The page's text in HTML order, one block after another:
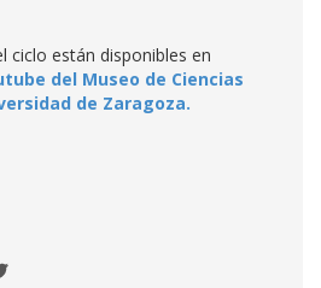
ciclo están disponibles en
del Museo de Ciencias
de Zaragoza.